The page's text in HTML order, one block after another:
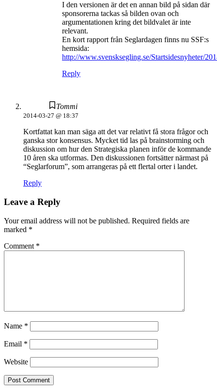
I den versionen är det en annan bild på sidan där
sponsorerna tackas så bilden ovan och
argumentationen kring det bildvalet är inte
relevant.
En kort rapport från Seglardagen finns nu SSF:s
hemsida:
http://www.svensksegling.se/Startsidesnyheter/
Reply
Tommi
2014-03-27 @ 18:37
Kortfattat kan man säga att det var relativt få stora frågor och
ganska stor konsensus. Mycket tid las på brainstorming och
diskussion om hur den Strategiska planen inför de kommande
10 åren ska utformas. Den diskussionen fortsätter närmast på
“Seglarforum”, som arrangeras på ett flertal orter i landet.
Reply
Leave a Reply
Your email address will not be published. Required fields are
marked *
Comment *
Name *
Email *
Website